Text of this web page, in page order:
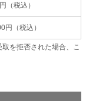
（税込）
円（税込）
を拒否された場合、こ